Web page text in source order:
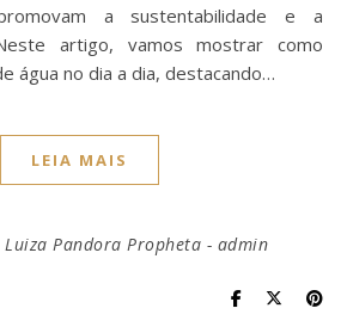
a sustentabilidade e a
artigo, vamos mostrar como
água no dia a dia, destacando…
LEIA MAIS
Luiza Pandora Propheta - admin